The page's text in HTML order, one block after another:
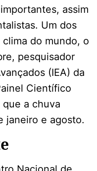
assim
Um dos
do mundo, o
pesquisador
(IEA) da
Científico
a chuva
janeiro e agosto.